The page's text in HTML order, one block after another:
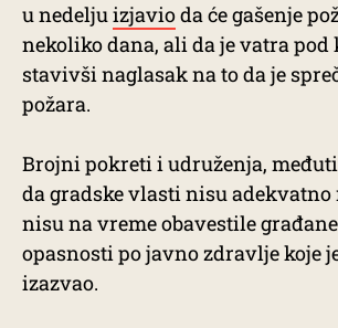
u nedeljuizjavioda će gašenje
nekoliko dana, ali da je vatra pod
stavivši naglasak na to da je
požara.
Brojni pokreti i udruženja,
da gradske vlasti nisu adekvatno
nisu na vreme obavestile
opasnosti po javno zdravlje koje
izazvao.